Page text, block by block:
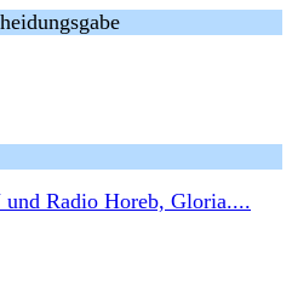
Radio Horeb, Gloria....